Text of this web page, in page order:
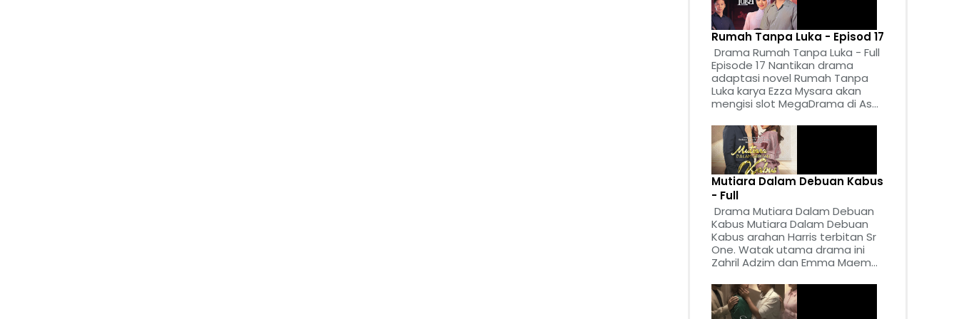
Rumah Tanpa Luka - Episod 17
Drama Rumah Tanpa Luka - Full
Episode 17 Nantikan drama
adaptasi novel Rumah Tanpa
Luka karya Ezza Mysara akan
mengisi slot MegaDrama di As...
Mutiara Dalam Debuan Kabus
- Full
Drama Mutiara Dalam Debuan
Kabus Mutiara Dalam Debuan
Kabus arahan Harris terbitan Sr
One. Watak utama drama ini
Zahril Adzim dan Emma Maem...